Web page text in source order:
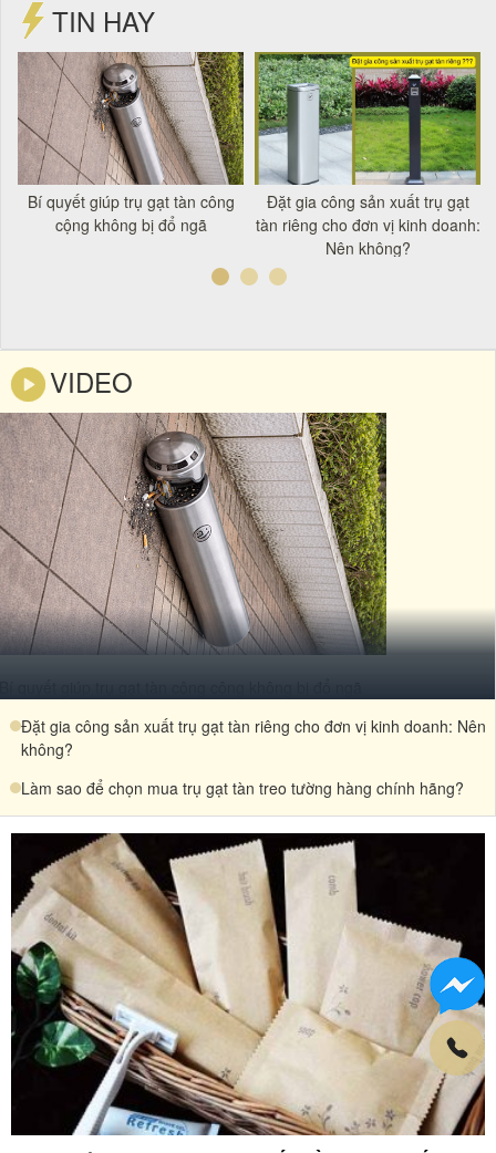
TIN HAY
Bí quyết giúp trụ gạt tàn công
cộng không bị đổ ngã
Đặt gia công sản xuất trụ gạt
tàn riêng cho đơn vị kinh doanh:
Nên không?
VIDEO
Đặt gia công sản xuất trụ gạt tàn riêng cho đơn vị kinh doanh: Nên
không?
Làm sao để chọn mua trụ gạt tàn treo tường hàng chính hãng?